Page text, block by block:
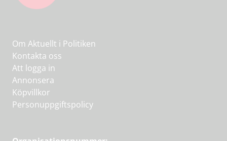
Om Aktuellt i Politiken
Kontakta oss
Att logga in
Annonsera
Köpvillkor
Personuppgiftspolicy